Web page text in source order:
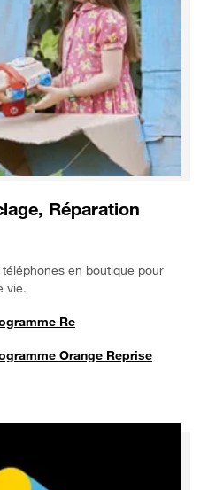
Réparation
en boutique pour
vie.
Re
Orange Reprise